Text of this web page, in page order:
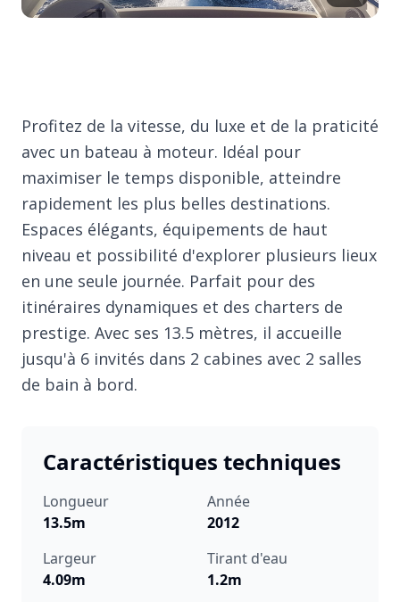
Profitez de la vitesse, du luxe et de la praticité
avec un bateau à moteur. Idéal pour
maximiser le temps disponible, atteindre
rapidement les plus belles destinations.
Espaces élégants, équipements de haut
niveau et possibilité d'explorer plusieurs lieux
en une seule journée. Parfait pour des
itinéraires dynamiques et des charters de
prestige. Avec ses 13.5 mètres, il accueille
jusqu'à 6 invités dans 2 cabines avec 2 salles
de bain à bord.
Caractéristiques techniques
Longueur
13.5m
Année
2012
Largeur
4.09m
Tirant d'eau
1.2m